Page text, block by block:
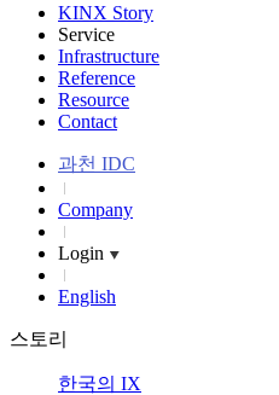
KINX Story
Service
Infrastructure
Reference
Resource
Contact
과천 IDC
Company
Login
English
스토리
한국의 IX